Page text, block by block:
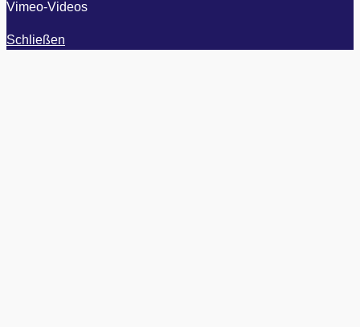
Vimeo-Videos
Schließen